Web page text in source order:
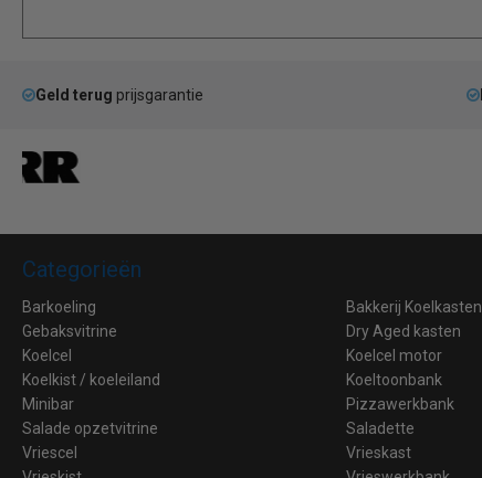
Geld terug prijsgarantie
Categorieën
Barkoeling Bakkerij Koelkasten
Gebaksvitrine
Dry Aged kasten
Koelcel
Koelcel motor
Koelkist / koeleiland
Koeltoonbank
Minibar
Pizzawerkbank
Salade opzetvitrine
Saladette
Vriescel
Vrieskast